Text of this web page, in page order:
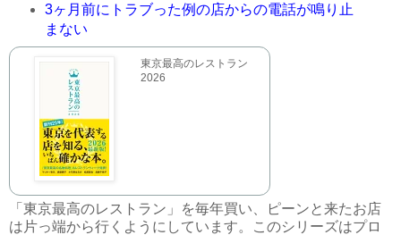
3ヶ月前にトラブった例の店からの電話が鳴り止
まない
東京最高のレストラン
2026
「東京最高のレストラン」を毎年買い、ピーンと来たお店
は片っ端から行くようにしています。このシリーズはプロ